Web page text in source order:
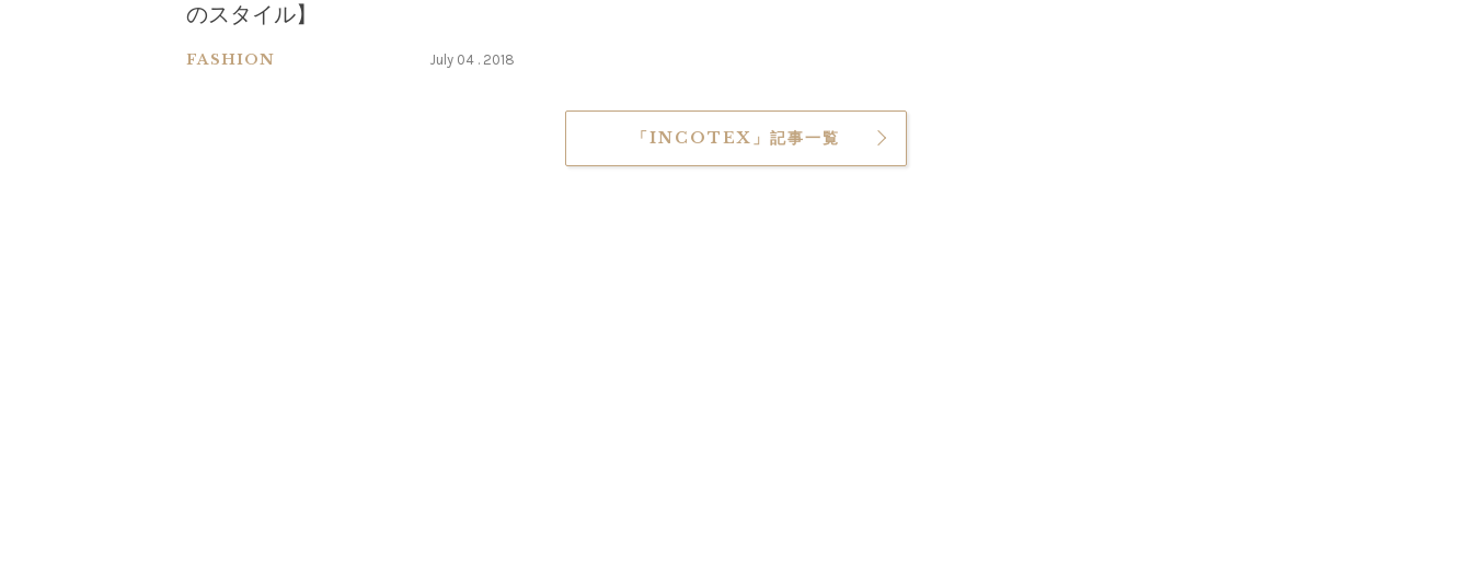
のスタイル】
FASHION July 04 . 2018
「INCOTEX」記事一覧